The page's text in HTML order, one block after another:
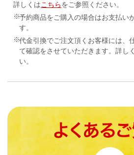
詳しくはこちらをご参照ください。
予約商品をご購入の場合はお支払い
す。
代金引換でご注文頂くお客様には、
て確認をさせていただきます。詳し
い。